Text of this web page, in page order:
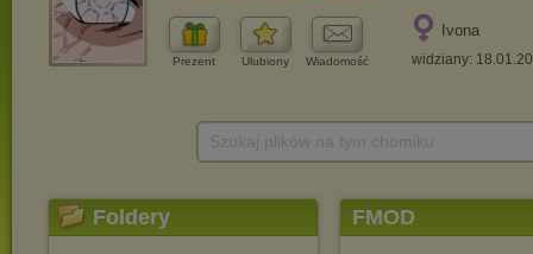
Prezent Ulubiony Wiadomość
Ivona
widziany:
Foldery FMOD